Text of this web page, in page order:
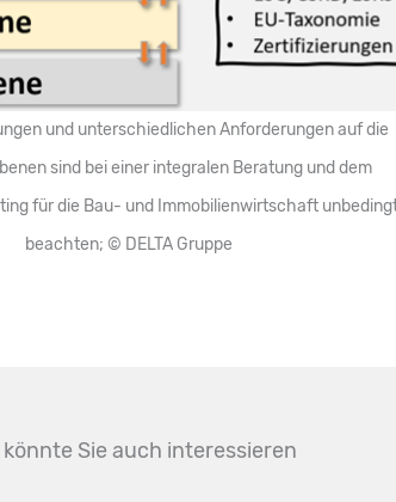
und unterschiedlichen Anforderungen auf die
sind bei einer integralen Beratung und dem
für die Bau- und Immobilienwirtschaft
beachten; © DELTA Gruppe
könnte Sie auch interessieren